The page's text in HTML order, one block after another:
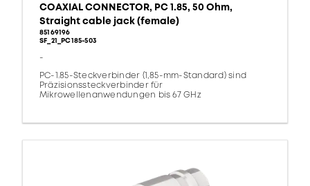
COAXIAL CONNECTOR, PC 1.85, 50 Ohm,
Straight cable jack (female)
85169196
SF_21_PC185-503
-
PC-1.85-Steckverbinder (1,85-mm-Standard) sind
Präzisionssteckverbinder für
Mikrowellenanwendungen bis 67 GHz